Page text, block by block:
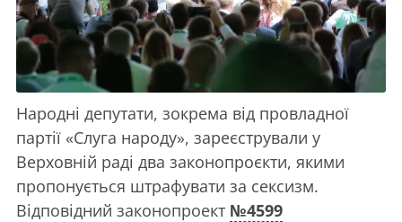
Народні депутати, зокрема від провладної
партії «Слуга народу», зареєстрували у
Верховній раді два законопроєкти, якими
пропонується штрафувати за сексизм.
Відповідний законопроект №4599